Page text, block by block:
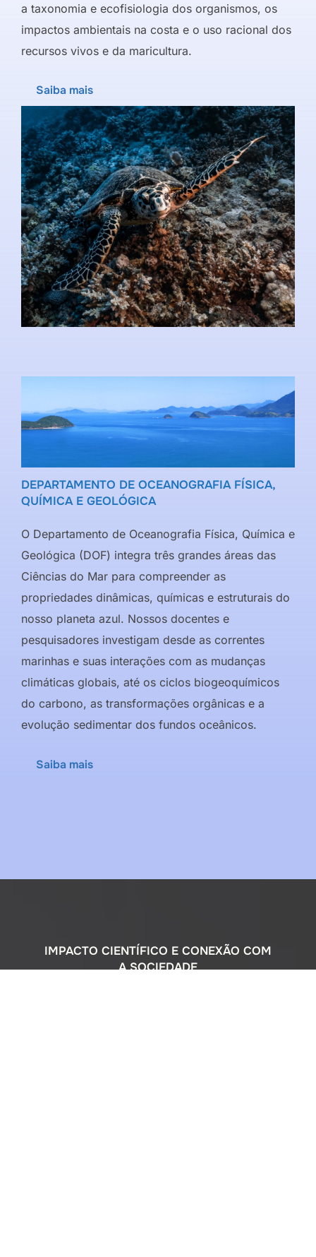
a taxonomia e ecofisiologia dos organismos, os
impactos ambientais na costa e o uso racional dos
recursos vivos e da maricultura.
Saiba mais
DEPARTAMENTO DE OCEANOGRAFIA FÍSICA,
QUÍMICA E GEOLÓGICA
O Departamento de Oceanografia Física, Química e
Geológica (DOF) integra três grandes áreas das
Ciências do Mar para compreender as
propriedades dinâmicas, químicas e estruturais do
nosso planeta azul. Nossos docentes e
pesquisadores investigam desde as correntes
marinhas e suas interações com as mudanças
climáticas globais, até os ciclos biogeoquímicos
do carbono, as transformações orgânicas e a
evolução sedimentar dos fundos oceânicos.
Saiba mais
IMPACTO CIENTÍFICO E CONEXÃO COM
A SOCIEDADE